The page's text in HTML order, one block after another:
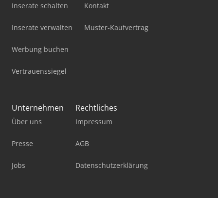
Inserate schalten
Inserate verwalten
Werbung buchen
Vertrauenssiegel
Kontakt
Muster-Kaufvertrag
Unternehmen
Über uns
Presse
Jobs
Rechtliches
Impressum
AGB
Datenschutzerklärung